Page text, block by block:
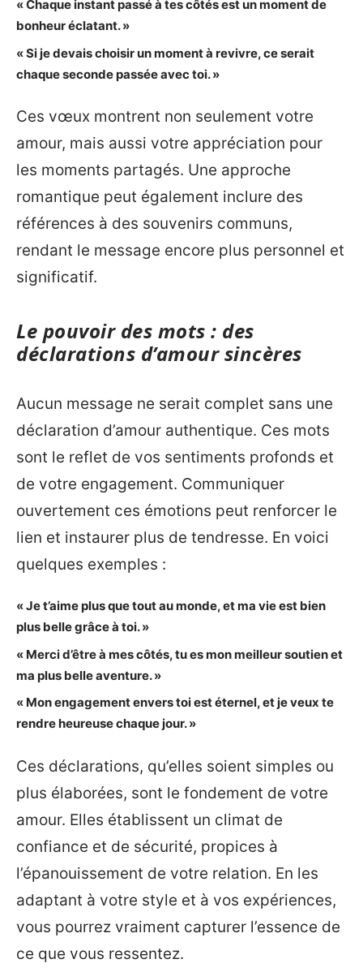
« Chaque instant passé à tes côtés est un moment de
bonheur éclatant. »
« Si je devais choisir un moment à revivre, ce serait
chaque seconde passée avec toi. »
Ces vœux montrent non seulement votre
amour, mais aussi votre appréciation pour
les moments partagés. Une approche
romantique peut également inclure des
références à des souvenirs communs,
rendant le message encore plus personnel et
significatif.
Le pouvoir des mots : des
déclarations d’amour sincères
Aucun message ne serait complet sans une
déclaration d’amour authentique. Ces mots
sont le reflet de vos sentiments profonds et
de votre engagement. Communiquer
ouvertement ces émotions peut renforcer le
lien et instaurer plus de tendresse. En voici
quelques exemples :
« Je t’aime plus que tout au monde, et ma vie est bien
plus belle grâce à toi. »
« Merci d’être à mes côtés, tu es mon meilleur soutien et
ma plus belle aventure. »
« Mon engagement envers toi est éternel, et je veux te
rendre heureuse chaque jour. »
Ces déclarations, qu’elles soient simples ou
plus élaborées, sont le fondement de votre
amour. Elles établissent un climat de
confiance et de sécurité, propices à
l’épanouissement de votre relation. En les
adaptant à votre style et à vos expériences,
vous pourrez vraiment capturer l’essence de
ce que vous ressentez.